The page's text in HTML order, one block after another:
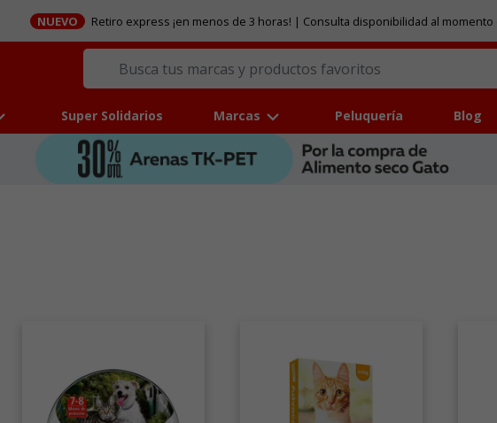
NUEVO Retiro express ¡en menos de 3 horas! | Consulta disponibilidad al momento
Super Solidarios Marcas Peluquería Blog